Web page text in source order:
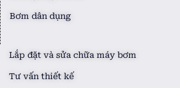
Bơm dân dụng
Lắp đặt và sửa chữa máy bơm
Tư vấn thiết kế